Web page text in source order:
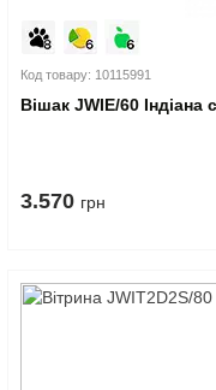
Код товару: 10115991
Вішак JWIE/60
3.570 грн